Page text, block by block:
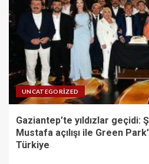
UNCATEGORIZED
Gaziantep’te yıldızlar geçidi:
Mustafa açılışı ile Green
Türkiye